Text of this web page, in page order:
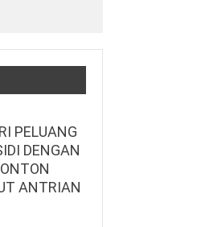
PELUANG
DENGAN
ANTRIAN